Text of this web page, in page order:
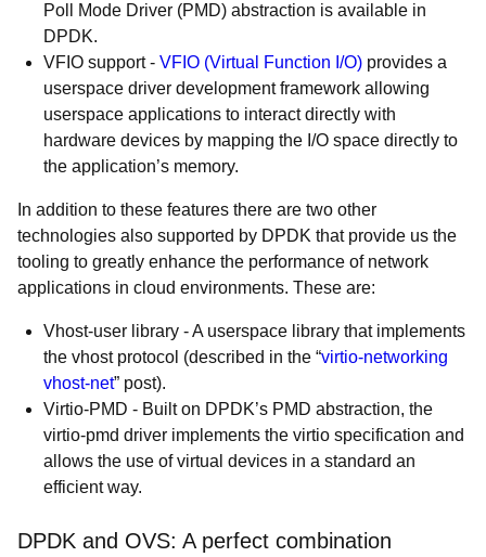
Poll Mode Driver (PMD) abstraction is available in
DPDK.
VFIO support - VFIO (Virtual Function I/O) provides a
userspace driver development framework allowing
userspace applications to interact directly with
hardware devices by mapping the I/O space directly to
the application’s memory.
In addition to these features there are two other
technologies also supported by DPDK that provide us the
tooling to greatly enhance the performance of network
applications in cloud environments. These are:
Vhost-user library - A userspace library that implements
the vhost protocol (described in the “virtio-networking
vhost-net” post).
Virtio-PMD - Built on DPDK’s PMD abstraction, the
virtio-pmd driver implements the virtio specification and
allows the use of virtual devices in a standard an
efficient way.
DPDK and OVS: A perfect combination